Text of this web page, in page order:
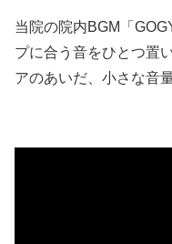
当院の院内BGM「
プに合う音をひとつ置
アのあいだ、小さな音